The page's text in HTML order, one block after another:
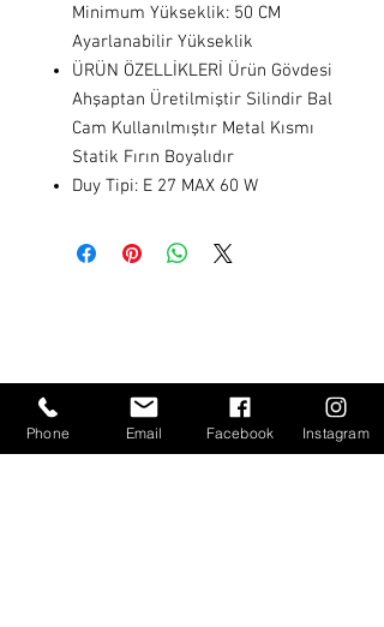
Minimum Yükseklik: 50 CM
Ayarlanabilir Yükseklik
ÜRÜN ÖZELLİKLERİ Ürün Gövdesi
Ahşaptan Üretilmiştir Silindir Bal
Cam Kullanılmıştır Metal Kısmı
Statik Fırın Boyalıdır
Duy Tipi: E 27 MAX 60 W
e- Katalog
Phone Email Facebook Instagram